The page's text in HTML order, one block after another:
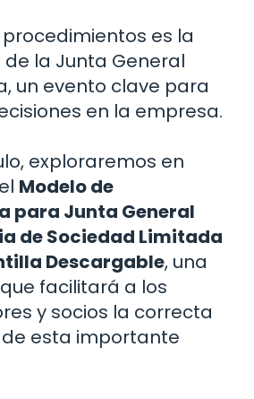
es la
la Junta General
un evento clave para
en la empresa.
exploraremos en
Modelo de
para Junta General
de Sociedad Limitada
Descargable, una
facilitará a los
y socios la correcta
esta importante